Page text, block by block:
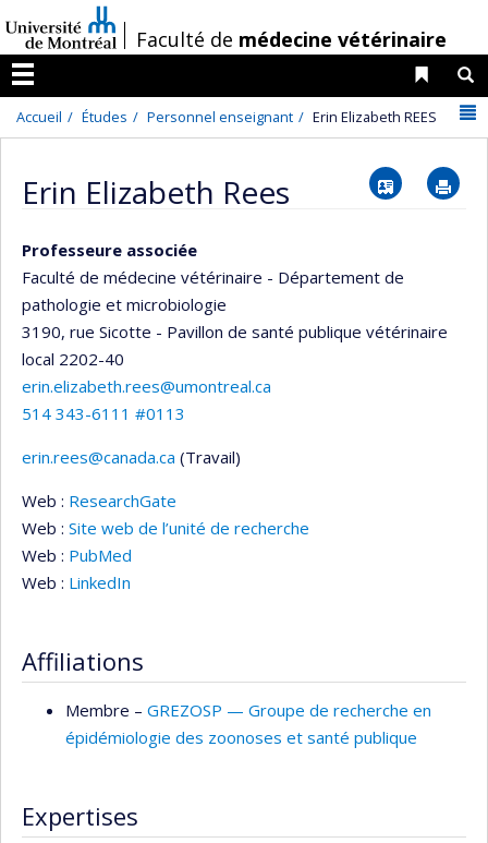
au
contenu
/Faculté de médecine vétérinaire
Menu
Liens
Accueil Études Personnel enseignant Erin Elizabeth REES
Erin Elizabeth Rees Vcard
Professeure associée
Faculté de médecine vétérinaire - Département de
pathologie et microbiologie
3190, rue Sicotte - Pavillon de santé publique vétérinaire
local 2202-40
erin.elizabeth.rees@umontreal.ca
514 343-6111 #0113
erin.rees@canada.ca (Travail)
Web : ResearchGate
Web : Site web de l’unité de recherche
Web : PubMed
Web : LinkedIn
Affiliations
Membre – GREZOSP — Groupe de recherche en
épidémiologie des zoonoses et santé publique
Expertises